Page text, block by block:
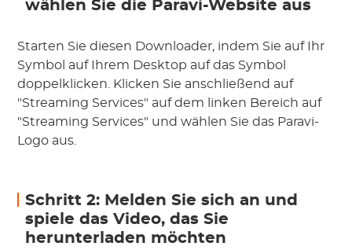
wählen Sie die Paravi-Website aus
Starten Sie diesen Downloader, indem Sie auf Ihr
Symbol auf Ihrem Desktop auf das Symbol
doppelklicken. Klicken Sie anschließend auf
"Streaming Services" auf dem linken Bereich auf
"Streaming Services" und wählen Sie das Paravi-
Logo aus.
Schritt 2: Melden Sie sich an und
spiele das Video, das Sie
herunterladen möchten